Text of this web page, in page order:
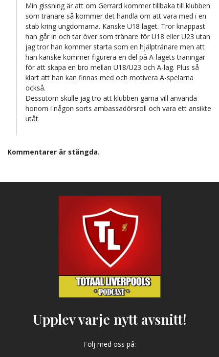
Min gissning är att om Gerrard kommer tillbaka till klubben
som tränare så kommer det handla om att vara med i en
stab kring ungdomarna. Kanske U18 laget. Tror knappast
han går in och tar över som tränare för U18 eller U23 utan
jag tror han kommer starta som en hjälptränare men att
han kanske kommer figurera en del på A-lagets träningar
för att skapa en bro mellan U18/U23 och A-lag. Plus så
klart att han kan finnas med och motivera A-spelarna
också.
Dessutom skulle jag tro att klubben gärna vill använda
honom i någon sorts ambassadörsroll och vara ett ansikte
utåt.
Kommentarer är stängda.
Upplev varje nytt avsnitt!
Följ med oss på: